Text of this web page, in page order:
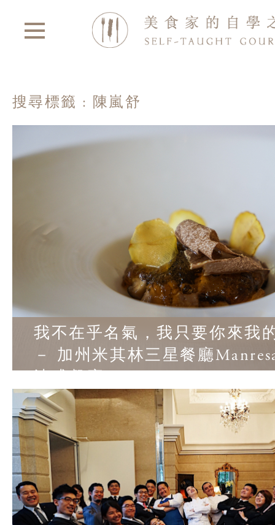
搜尋標籤 : 陳嵐舒
我不在乎名氣，我只要你來我
－ 加州米其林三星餐廳